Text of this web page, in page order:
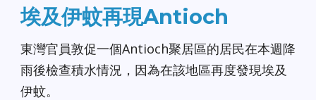
埃及伊蚊再現Antioch
東灣官員敦促一個Antioch聚居區的居民在本週降
雨後檢查積水情況，因為在該地區再度發現埃及
伊蚊。